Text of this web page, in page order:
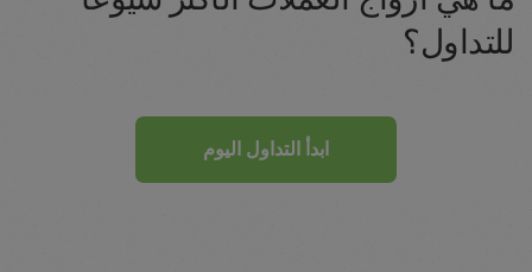
للتداول؟
ابدأ التداول اليوم